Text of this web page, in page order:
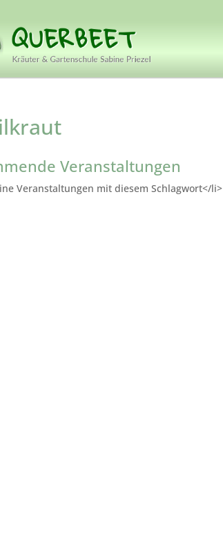
Veranstaltungen
Veranstaltungen mit diesem Schlagwort</li>